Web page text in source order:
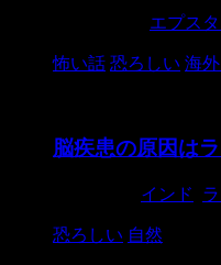
エプス
怖い話 恐ろしい 海
脳疾患の原因は
インド
恐ろしい 自然